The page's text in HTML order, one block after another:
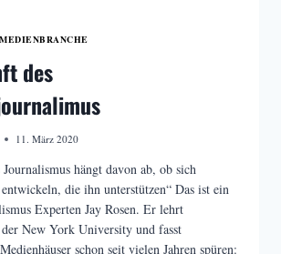
MEDIENBRANCHE
des
11. März 2020
hängt davon ab, ob sich
die ihn unterstützen“ Das ist ein
Experten Jay Rosen. Er lehrt
der New York University und fasst
schon seit vielen Jahren spüren: